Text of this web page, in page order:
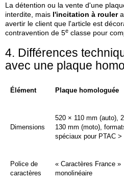
La détention ou la vente d'une
interdite, mais l'incitation à rouler
avertir le client que l'article est
contravention de 5e classe pour
4. Différences
avec une plaque
Élément Plaque homologuée
Dimensions
520 × 110 mm (auto),
130 mm (moto),
spéciaux pour PTAC >
Police de
caractères
« Caractères France »
monolinéaire